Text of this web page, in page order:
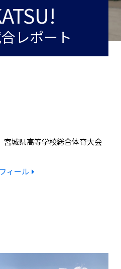
レポート
宮城県高等学校総合体育大会
ィール